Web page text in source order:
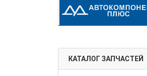
КАТАЛОГ ЗАПЧАСТЕЙ